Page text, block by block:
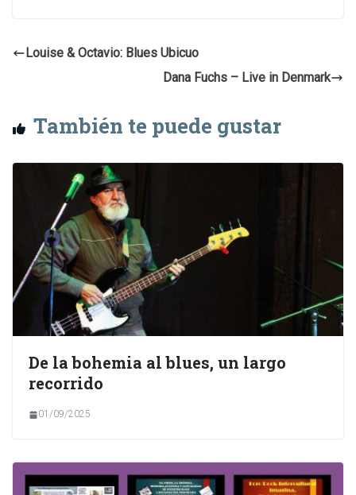
Louise & Octavio: Blues Ubicuo
Dana Fuchs – Live in Denmark
También te puede gustar
De la bohemia al blues, un largo
recorrido
01/09/2025